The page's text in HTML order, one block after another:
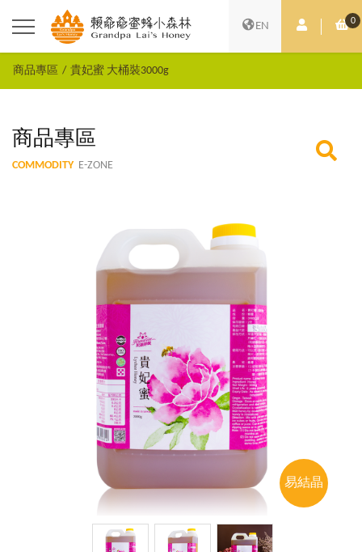
EN 會員中心0
購
商品專區 貴妃蜜 大桶裝3000g
商品專區
COMMODITY E-ZONE
易結晶